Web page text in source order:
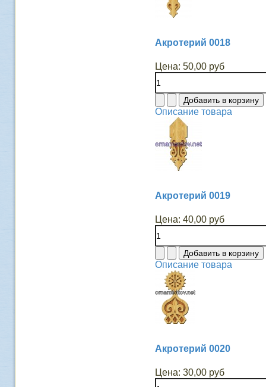
Акротерий 0018
Цена: 50,00 руб
Описание товара
Акротерий 0019
Цена: 40,00 руб
Описание товара
Акротерий 0020
Цена: 30,00 руб